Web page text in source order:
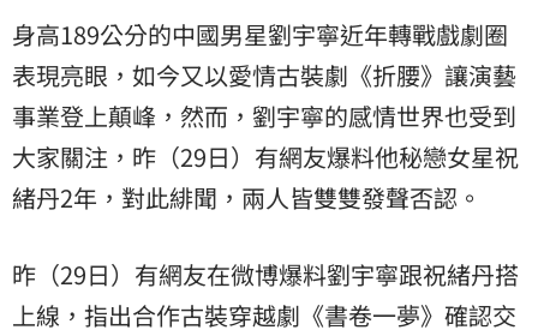
身高189公分的中國男星劉宇寧近年轉戰戲劇圈
表現亮眼，如今又以愛情古裝劇《折腰》讓演藝
事業登上顛峰，然而，劉宇寧的感情世界也受到
大家關注，昨（29日）有網友爆料他秘戀女星祝
緒丹2年，對此緋聞，兩人皆雙雙發聲否認。
昨（29日）有網友在微博爆料劉宇寧跟祝緒丹搭
上線，指出合作古裝穿越劇《書卷一夢》確認交